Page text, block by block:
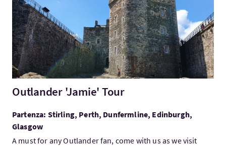
Outlander 'Jamie' Tour
Partenza: Stirling, Perth, Dunfermline, Edinburgh,
Glasgow
A must for any Outlander fan, come with us as we visit